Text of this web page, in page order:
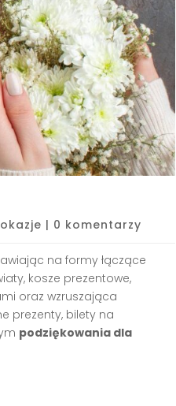
| 0 komentarzy
na formy łączące
kosze prezentowe,
oraz wzruszająca
prezenty, bilety na
podziękowania dla